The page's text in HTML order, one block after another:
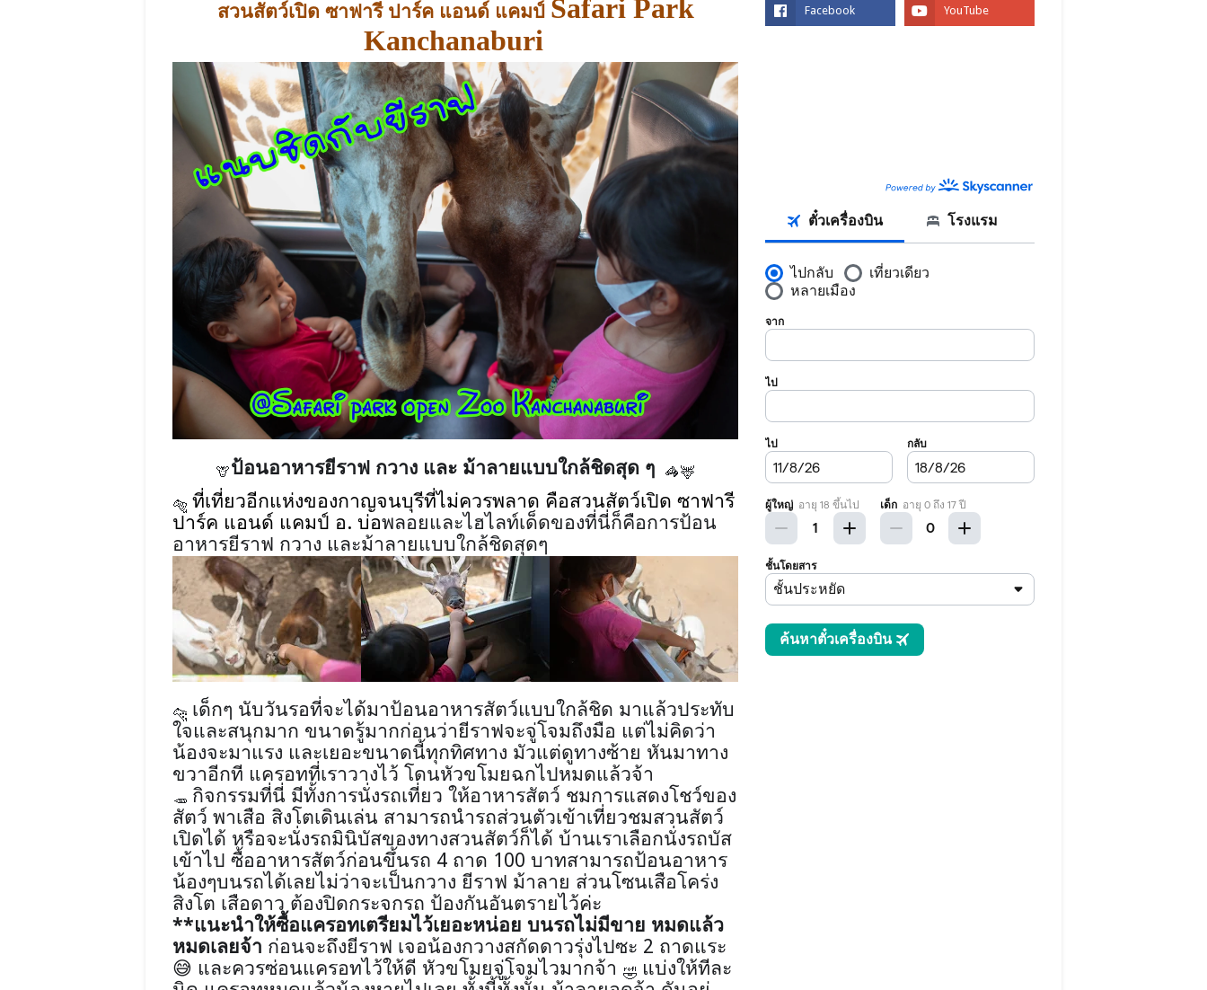
สวนสัตว์เปิด ซาฟารี ปาร์ค แอนด์ แคมป์ Safari Park
Kanchanaburi
🦒ป้อนอาหารยีราฟ กวาง และ ม้าลายแบบใกล้ชิดสุด ๆ 🦓🦌
🐅 ที่เที่ยวอีกแห่งของกาญจนบุรีที่ไม่ควรพลาด คือสวนสัตว์เปิด ซาฟารี
ปาร์ค แอนด์ แคมป์ อ. บ่อพลอยและไฮไลท์เด็ดของที่นี่ก็คือการป้อน
อาหารยีราฟ กวาง และม้าลายแบบใกล้ชิดสุดๆ
🐆 เด็กๆ นับวันรอที่จะได้มาป้อนอาหารสัตว์แบบใกล้ชิด มาแล้วประทับ
ใจและสนุกมาก ขนาดรู้มากก่อนว่ายีราฟจะจู่โจมถึงมือ แต่ไม่คิดว่า
น้องจะมาแรง และเยอะขนาดนี้ทุกทิศทาง มัวแต่ดูทางซ้าย หันมาทาง
ขวาอีกที แครอทที่เราวางไว้ โดนหัวขโมยฉกไปหมดแล้วจ้า
🥕 กิจกรรมที่นี่ มีทั้งการนั่งรถเที่ยว ให้อาหารสัตว์ ชมการแสดงโชว์ของ
สัตว์ พาเสือ สิงโตเดินเล่น สามารถนำรถส่วนตัวเข้าเที่ยวชมสวนสัตว์
เปิดได้ หรือจะนั่งรถมินิบัสของทางสวนสัตว์ก็ได้ บ้านเราเลือกนั่งรถบัส
เข้าไป ซื้ออาหารสัตว์ก่อนขึ้นรถ 4 ถาด 100 บาทสามารถป้อนอาหาร
น้องๆบนรถได้เลยไม่ว่าจะเป็นกวาง ยีราฟ ม้าลาย ส่วนโซนเสือโคร่ง
สิงโต เสือดาว ต้องปิดกระจกรถ ป้องกันอันตรายไว้ค่ะ
**แนะนำให้ซื้อแครอทเตรียมไว้เยอะหน่อย บนรถไม่มีขาย หมดแล้ว
หมดเลยจ้า ก่อนจะถึงยีราฟ เจอน้องกวางสกัดดาวรุ่งไปซะ 2 ถาดแระ
😅 และควรซ่อนแครอทไว้ให้ดี หัวขโมยจู่โจมไวมากจ้า 🤣 แบ่งให้ทีละ